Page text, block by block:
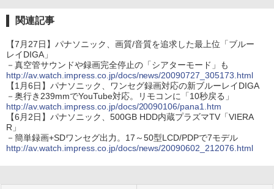
関連記事
【7月27日】パナソニック、画質/音質を追求した最上位「ブルー
レイDIGA」
－真空管サウンドや録画完全停止の「シアターモード」も
http://av.watch.impress.co.jp/docs/news/20090727_305173.html
【1月6日】パナソニック、ワンセグ録画対応の新ブルーレイDIGA
－奥行き239mmでYouTube対応。リモコンに「10秒戻る」
http://av.watch.impress.co.jp/docs/20090106/pana1.htm
【6月2日】パナソニック、500GB HDD内蔵プラズマTV「VIERA
R」
－簡単録画+SDワンセグ出力。17～50型LCD/PDPで7モデル
http://av.watch.impress.co.jp/docs/news/20090602_212076.html